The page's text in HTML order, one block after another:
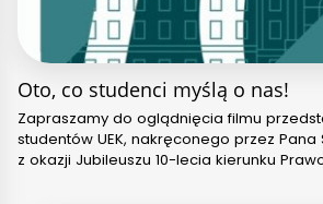
Oto, co studenci myślą o nas!
Zapraszamy do oglądnięcia filmu
studentów UEK, nakręconego przez Pana
z okazji Jubileuszu 10-lecia kierunku